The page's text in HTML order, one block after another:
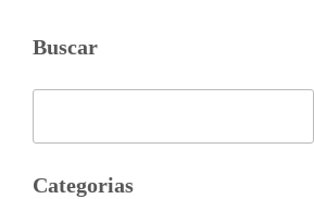
Buscar
Categorias